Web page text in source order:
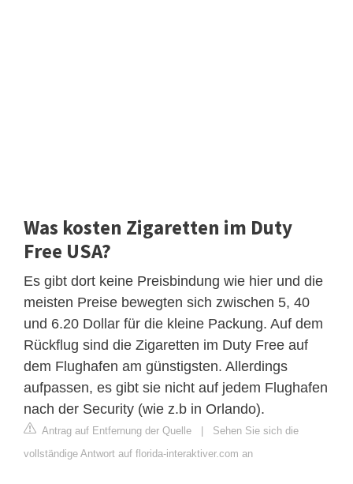
Was kosten Zigaretten im Duty
Free USA?
Es gibt dort keine Preisbindung wie hier und die
meisten Preise bewegten sich zwischen 5, 40
und 6.20 Dollar für die kleine Packung. Auf dem
Rückflug sind die Zigaretten im Duty Free auf
dem Flughafen am günstigsten. Allerdings
aufpassen, es gibt sie nicht auf jedem Flughafen
nach der Security (wie z.b in Orlando).
Antrag auf Entfernung der Quelle | Sehen Sie sich die
vollständige Antwort auf florida-interaktiver.com an